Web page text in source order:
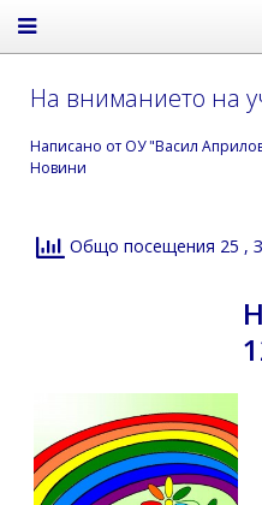
На вниманието на
Написано от ОУ "Васил
Новини
Общо посещения 25 ,